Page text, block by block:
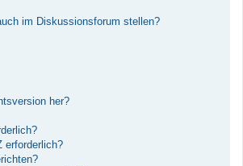
im Diskussionsforum stellen?
her?
erforderlich?